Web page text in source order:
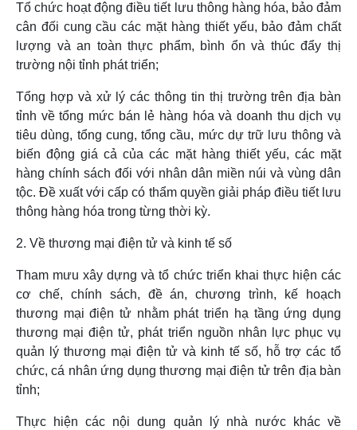
Tổ chức hoạt động điều tiết lưu thông hàng hóa, bảo đảm
cân đối cung cầu các mặt hàng thiết yếu, bảo đảm chất
lượng và an toàn thực phẩm, bình ổn và thúc đẩy thị
trường nội tỉnh phát triển;
Tổng hợp và xử lý các thông tin thị trường trên địa bàn
tỉnh về tổng mức bán lẻ hàng hóa và doanh thu dịch vụ
tiêu dùng, tổng cung, tổng cầu, mức dự trữ lưu thông và
biến động giá cả của các mặt hàng thiết yếu, các mặt
hàng chính sách đối với nhân dân miền núi và vùng dân
tộc. Đề xuất với cấp có thẩm quyền giải pháp điều tiết lưu
thông hàng hóa trong từng thời kỳ.
2. Về thương mại điện tử và kinh tế số
Tham mưu xây dựng và tổ chức triển khai thực hiện các
cơ chế, chính sách, đề án, chương trình, kế hoạch
thương mại điện tử nhằm phát triển hạ tầng ứng dụng
thương mại điện tử, phát triển nguồn nhân lực phục vụ
quản lý thương mại điện tử và kinh tế số, hỗ trợ các tổ
chức, cá nhân ứng dụng thương mại điện tử trên địa bàn
tỉnh;
Thực hiện các nội dung quản lý nhà nước khác về